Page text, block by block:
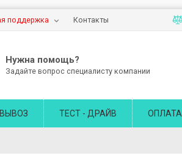
поддержка Контакты
Нужна помощь?
Задайте вопрос специалисту компании
ТЕСТ - ДРАЙВ ОПЛАТА